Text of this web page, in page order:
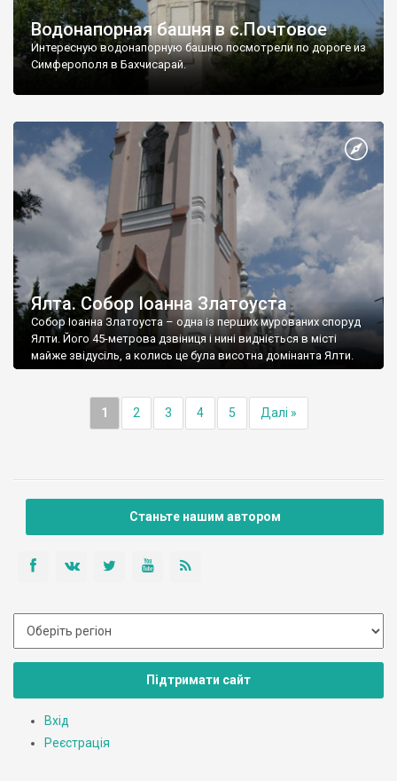
Водонапорная башня в с.Почтовое
Интересную водонапорную башню посмотрели по дороге из
Симферополя в Бахчисарай.
Ялта. Собор Іоанна Златоуста
Собор Іоанна Златоуста – одна із перших мурованих споруд
Ялти. Його 45-метрова дзвіниця і нині видніється в місті
майже звідусіль, а колись це була висотна домінанта Ялти.
1 2 3 4 5 Далі »
Станьте нашим автором
Підтримати сайт
Вхід
Реєстрація